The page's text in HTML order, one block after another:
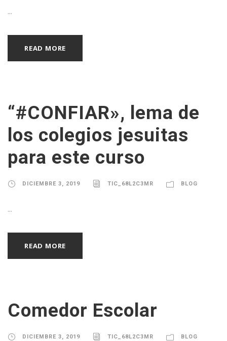
...
READ MORE
“#CONFIAR», lema de
los colegios jesuitas
para este curso
DICIEMBRE 3, 2019 TIC_68L2C3MR BLOG
...
READ MORE
Comedor Escolar
DICIEMBRE 3, 2019 TIC_68L2C3MR BLOG